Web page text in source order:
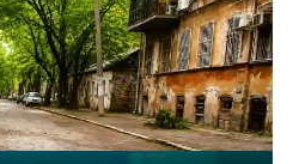
і тролейбусів: які
0